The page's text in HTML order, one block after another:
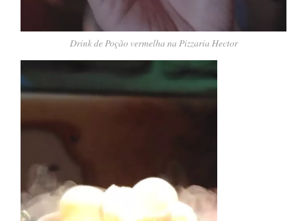
Drink de Poção vermelha na Pizzaria Hector